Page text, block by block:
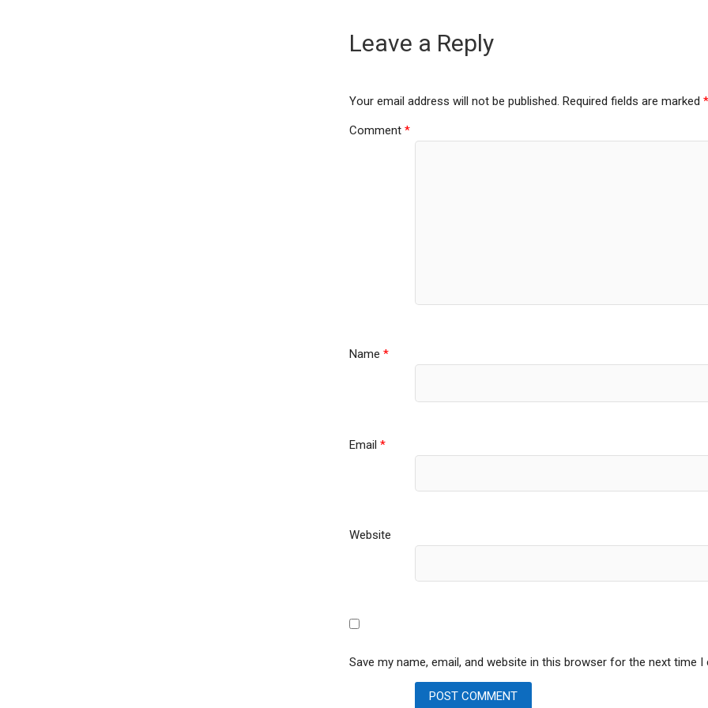
Leave a Reply
Your email address will not be published. Required fields are marked *
Comment *
Name *
Email *
Website
Save my name, email, and website in this browser for the next time I